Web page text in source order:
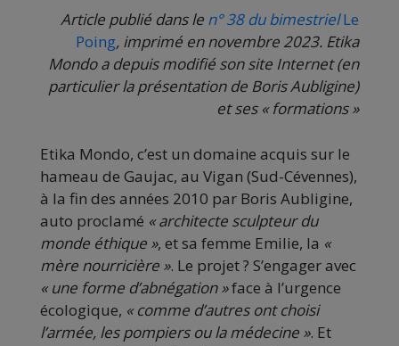
Article publié dans le n° 38 du bimestrielLe
Poing, imprimé en novembre 2023. Etika
Mondo a depuis modifié son site Internet (en
particulier la présentation de Boris Aubligine)
et ses « formations »
Etika Mondo, c’est un domaine acquis sur le
hameau de Gaujac, au Vigan (Sud-Cévennes),
à la fin des années 2010 par Boris Aubligine,
auto proclamé « architecte sculpteur du
monde éthique », et sa femme Emilie, la «
mère nourricière ». Le projet ? S’engager avec
« une forme d’abnégation »face à l’urgence
écologique, « comme d’autres ont choisi
l’armée, les pompiers ou la médecine ». Et